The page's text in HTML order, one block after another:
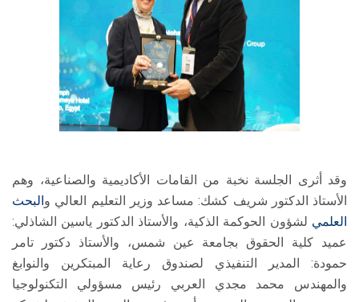
وقد أثرى الجلسة نخبة من القامات الأكاديمية والصناعية، وهم
الأستاذ الدكتور شريف كشك: مساعد وزير التعليم العالي و البحث
العلمي لشؤون الحوكمة الذكية، والأستاذ الدكتور ياسين الشاذلي:
عميد كلية الحقوق بجامعة عين شمس، والأستاذ دكتور تامر
حمودة: المدير التنفيذي لصندوق رعاية المبتكرين والنوابغ
والمهندس محمد مجدي العربي رئيس مسؤولي التكنولوجيا